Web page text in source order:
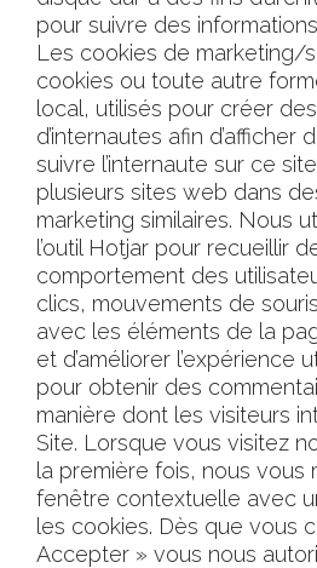
pour suivre des
Les cookies de marketing/
cookies ou toute autre
local, utilisés pour créer
d’internautes afin d’afficher
suivre l’internaute sur ce
plusieurs sites web dans
marketing similaires. Nous
l’outil Hotjar pour recueillir
comportement des
clics, mouvements de
avec les éléments de la
et d’améliorer l’expérience
pour obtenir des
manière dont les visiteurs
Site. Lorsque vous visitez
la première fois, nous vous
fenêtre contextuelle avec
les cookies. Dès que vous
Accepter » vous nous